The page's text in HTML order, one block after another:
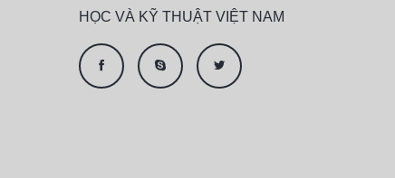
HỌC VÀ KỸ THUẬT VIỆT NAM